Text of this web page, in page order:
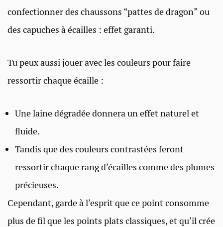
confectionner des chaussons “pattes de dragon” ou
des capuches à écailles : effet garanti.
Tu peux aussi jouer avec les couleurs pour faire
ressortir chaque écaille :
Une laine dégradée donnera un effet naturel et
fluide.
Tandis que des couleurs contrastées feront
ressortir chaque rang d’écailles comme des plumes
précieuses.
Cependant, garde à l’esprit que ce point consomme
plus de fil que les points plats classiques, et qu’il crée